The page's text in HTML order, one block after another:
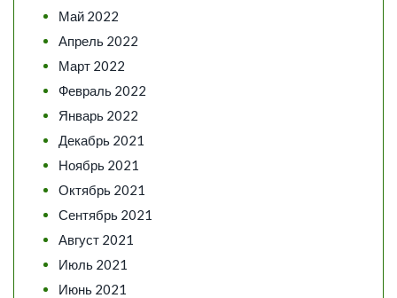
Май 2022
Апрель 2022
Март 2022
Февраль 2022
Январь 2022
Декабрь 2021
Ноябрь 2021
Октябрь 2021
Сентябрь 2021
Август 2021
Июль 2021
Июнь 2021